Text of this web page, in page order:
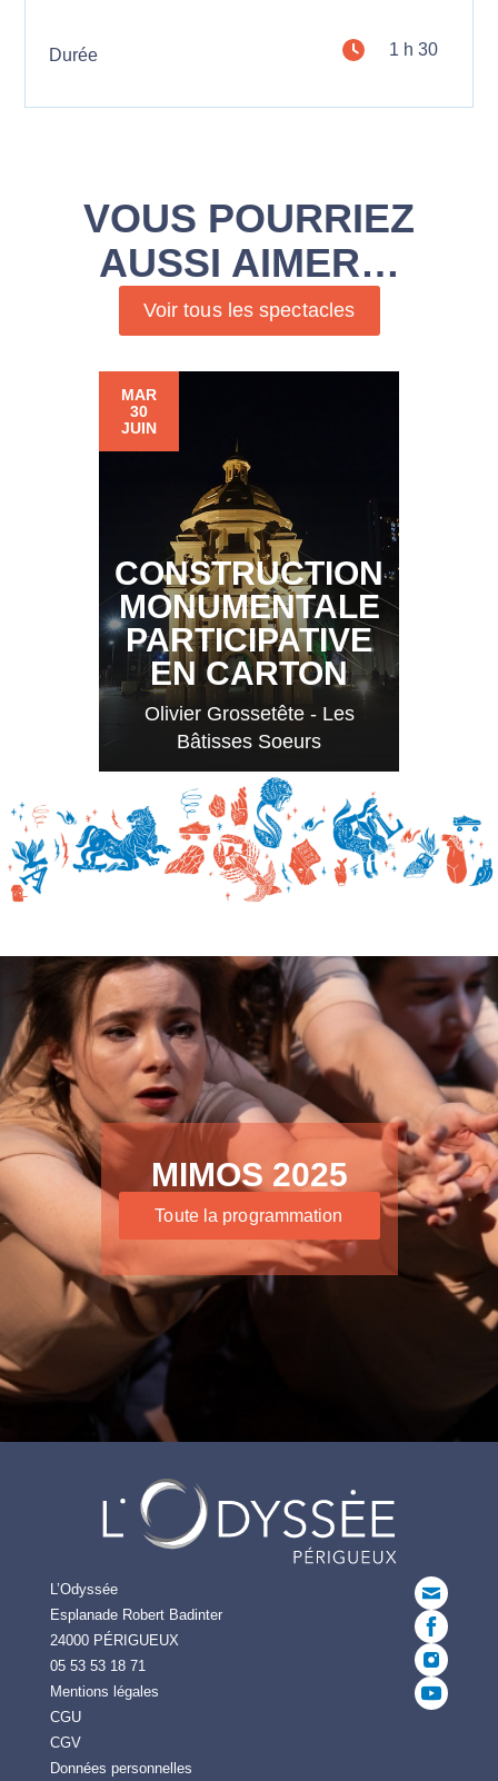
Durée 1 h 30
VOUS POURRIEZ
AUSSI AIMER…
Voir tous les spectacles
MAR
30
JUIN
CONSTRUCTION
MONUMENTALE
PARTICIPATIVE
EN CARTON
Olivier Grossetête - Les
Bâtisses Soeurs
MIMOS 2025
Toute la programmation
L’Odyssée
Esplanade Robert Badinter
24000 PÉRIGUEUX
05 53 53 18 71
Mentions légales
CGU
CGV
Données personnelles